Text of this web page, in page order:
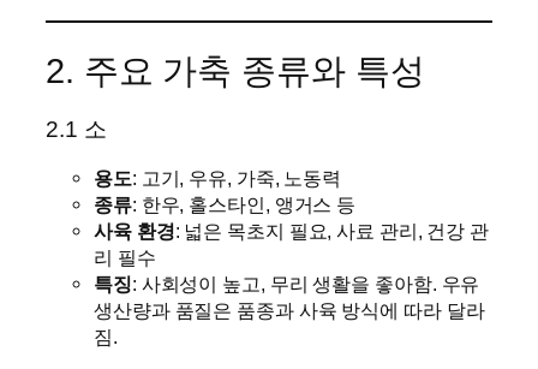
2. 주요 가축 종류와 특성
2.1 소
용도: 고기, 우유, 가죽, 노동력
종류: 한우, 홀스타인, 앵거스 등
사육 환경: 넓은 목초지 필요, 사료 관리, 건강 관
리 필수
특징: 사회성이 높고, 무리 생활을 좋아함. 우유
생산량과 품질은 품종과 사육 방식에 따라 달라
짐.